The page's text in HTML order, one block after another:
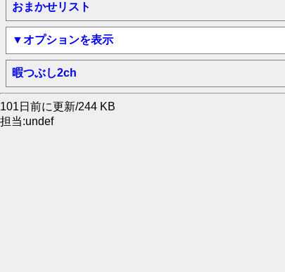
おまかせリスト
▼オプションを表示
暇つぶし2ch
101日前に更新/244 KB
担当:undef